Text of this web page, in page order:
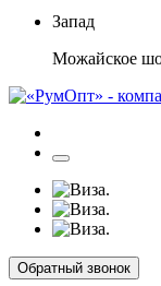
Запад
Можайское
Обратный звонок